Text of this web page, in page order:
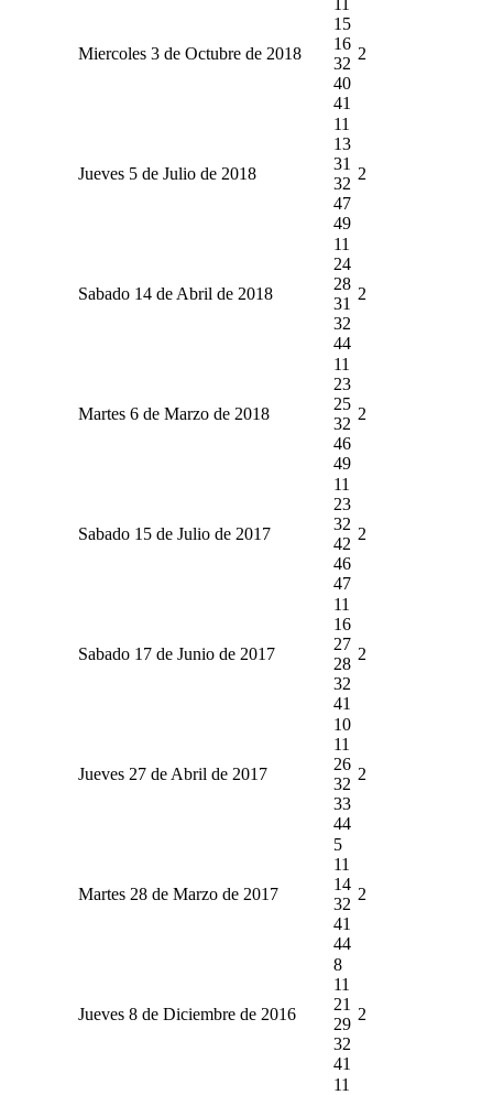
Miercoles 3 de Octubre de 2018
15
16
32
40
41
2
Jueves 5 de Julio de 2018
11
13
31
32
47
49
2
Sabado 14 de Abril de 2018
11
24
28
31
32
44
2
Martes 6 de Marzo de 2018
11
23
25
32
46
49
2
Sabado 15 de Julio de 2017
11
23
32
42
46
47
2
Sabado 17 de Junio de 2017
11
16
27
28
32
41
2
Jueves 27 de Abril de 2017
10
11
26
32
33
44
2
Martes 28 de Marzo de 2017
5
11
14
32
41
44
2
Jueves 8 de Diciembre de 2016
8
11
21
29
32
41
2
11